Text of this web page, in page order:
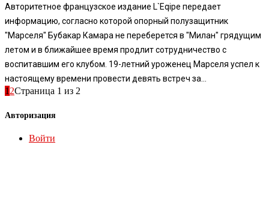
Авторитетное французское издание L`Eqipe передает
информацию, согласно которой опорный полузащитник
"Марселя" Бубакар Камара не переберется в "Милан" грядущим
летом и в ближайшее время продлит сотрудничество с
воспитавшим его клубом. 19-летний уроженец Марселя успел к
настоящему времени провести девять встреч за...
12Страница 1 из 2
Авторизация
Войти